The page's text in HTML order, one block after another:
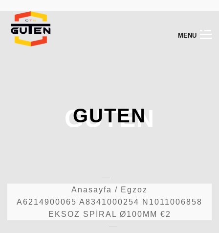
M ENU
GUTEN
GUTEN
Anasayfa / Egzoz
A6214900065 A8341000254 N1011006858
EKSOZ SPİRAL Ø100MM €2